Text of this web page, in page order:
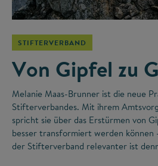
STIFTERVERBAND
Von Gipfel zu
Melanie Maas-Brunner ist die neue
Stifterverbandes. Mit ihrem
spricht sie über das Erstürmen von
besser transformiert werden können
der Stifterverband relevanter ist